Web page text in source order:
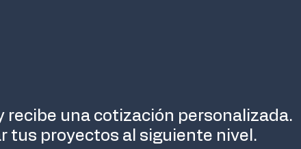
una cotización personalizada.
tus proyectos al siguiente nivel.